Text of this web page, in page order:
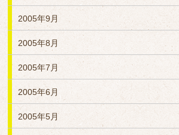
2005年9月
2005年8月
2005年7月
2005年6月
2005年5月